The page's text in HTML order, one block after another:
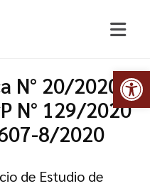
N° 20/2020
N° 129/2020
8/2020
de Estudio de